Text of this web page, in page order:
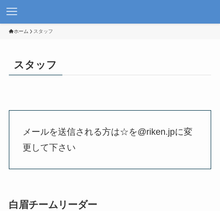
ホーム スタッフ
スタッフ
メールを送信される方は☆を@riken.jpに変
更して下さい
白眉チームリーダー